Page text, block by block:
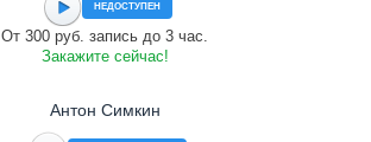
НЕДОСТУПЕН
От 300 руб. запись до 3 час.
Закажите сейчас!
Антон Симкин